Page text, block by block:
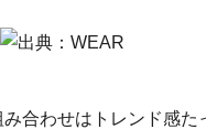
合わせはトレンド感た